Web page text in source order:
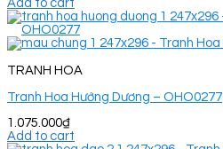
Add to cart
TRANH HOA
Tranh Hoa Hướng Dương – OHO0277
1.075.000₫
Add to cart